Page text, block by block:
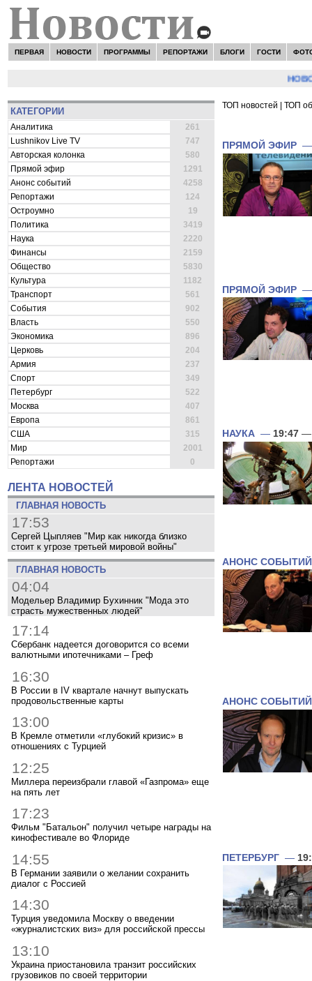
ПЕРВАЯ НОВОСТИ ПРОГРАММЫ РЕПОРТАЖИ БЛОГИ ГОСТИ
НОВОСТИ:
КАТЕГОРИИ
Аналитика
261
Lushnikov Live TV
747
Авторская колонка
580
Прямой эфир
1291
Анонс событий
4258
Репортажи
124
Остроумно
19
Политика
3419
Наука
2220
Финансы
2159
Общество
5830
Культура
1182
Транспорт
561
События
902
Власть
550
Экономика
896
Церковь
204
Армия
237
Спорт
349
Петербург
522
Москва
407
Европа
861
США
315
Мир
2001
Репортажи
0
ЛЕНТА НОВОСТЕЙ
ГЛАВНАЯ НОВОСТЬ
17:53
Сергей Цыпляев "Мир как никогда близко
стоит к угрозе третьей мировой войны"
ГЛАВНАЯ НОВОСТЬ
04:04
Модельер Владимир Бухинник "Мода это
страсть мужественных людей"
17:14
Сбербанк надеется договорится со всеми
валютными ипотечниками – Греф
16:30
В России в IV квартале начнут выпускать
продовольственные карты
13:00
В Кремле отметили «глубокий кризис» в
отношениях с Турцией
12:25
Миллера переизбрали главой «Газпрома» еще
на пять лет
17:23
Фильм "Батальон" получил четыре награды на
кинофестивале во Флориде
14:55
В Германии заявили о желании сохранить
диалог с Россией
14:30
Турция уведомила Москву о введении
«журналистских виз» для российской прессы
13:10
Украина приостановила транзит российских
грузовиков по своей территории
ТОП новостей ТОП
ПРЯМОЙ ЭФИР
ПРЯМОЙ ЭФИР
НАУКА — 19:47 —
АНОНС СОБЫТИЙ
АНОНС СОБЫТИЙ
ПЕТЕРБУРГ —